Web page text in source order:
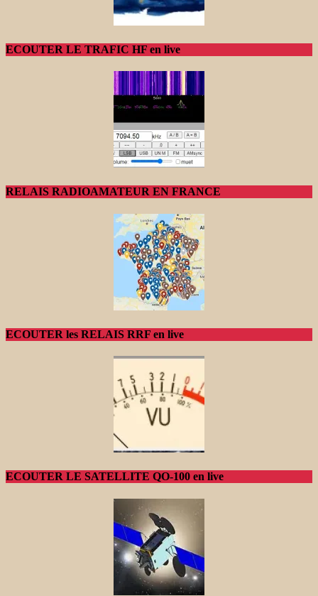
ECOUTER LE TRAFIC HF en live
RELAIS RADIOAMATEUR EN FRANCE
ECOUTER les RELAIS RRF en live
ECOUTER LE SATELLITE QO-100 en live